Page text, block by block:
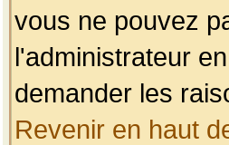
vous ne pouvez
l'administrateur
demander les
Revenir en haut